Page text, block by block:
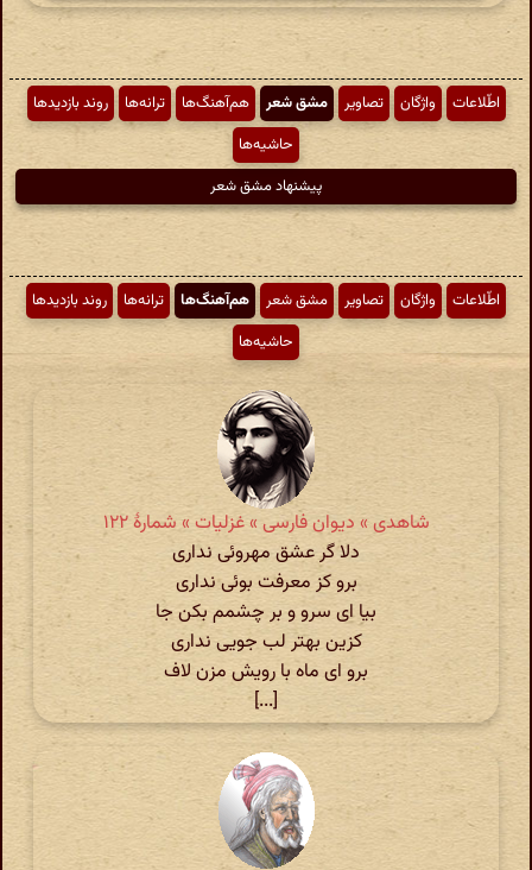
اطّلاعات واژگان تصاویر مشق شعر هم‌آهنگ‌ها ترانه‌ها
روند بازدیدها
حاشیه‌ها
پیشنهاد مشق شعر
اطّلاعات واژگان تصاویر مشق شعر هم‌آهنگ‌ها ترانه‌ها
روند بازدیدها
حاشیه‌ها
شاهدی » دیوان فارسی » غزلیات » شمارهٔ ۱۲۲
دلا گر عشق مهروئی نداری
برو کز معرفت بوئی نداری
بیا ای سرو و بر چشمم بکن جا
کزین بهتر لب جویی نداری
برو ای ماه با رویش مزن لاف
[...]